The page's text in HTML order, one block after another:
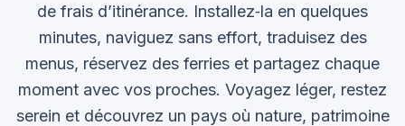
de frais d’itinérance. Installez‑la en quelques
minutes, naviguez sans effort, traduisez des
menus, réservez des ferries et partagez chaque
moment avec vos proches. Voyagez léger, restez
serein et découvrez un pays où nature, patrimoine